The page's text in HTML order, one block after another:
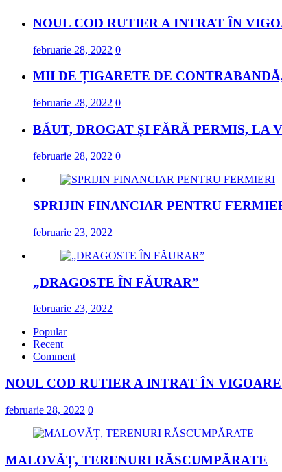
NOUL COD RUTIER A INTRAT ÎN
februarie 28, 2022 0
MII DE ȚIGARETE DE
februarie 28, 2022 0
BĂUT, DROGAT ȘI FĂRĂ PERMIS, LA
februarie 28, 2022 0
SPRIJIN FINANCIAR PENTRU
februarie 23, 2022
„DRAGOSTE ÎN FĂURAR”
februarie 23, 2022
Popular
Recent
Comment
NOUL COD RUTIER A INTRAT ÎN
februarie 28, 2022 0
MALOVĂȚ, TERENURI RĂSCUMPĂRATE